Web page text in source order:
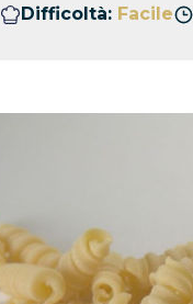
Difficoltà: Facile